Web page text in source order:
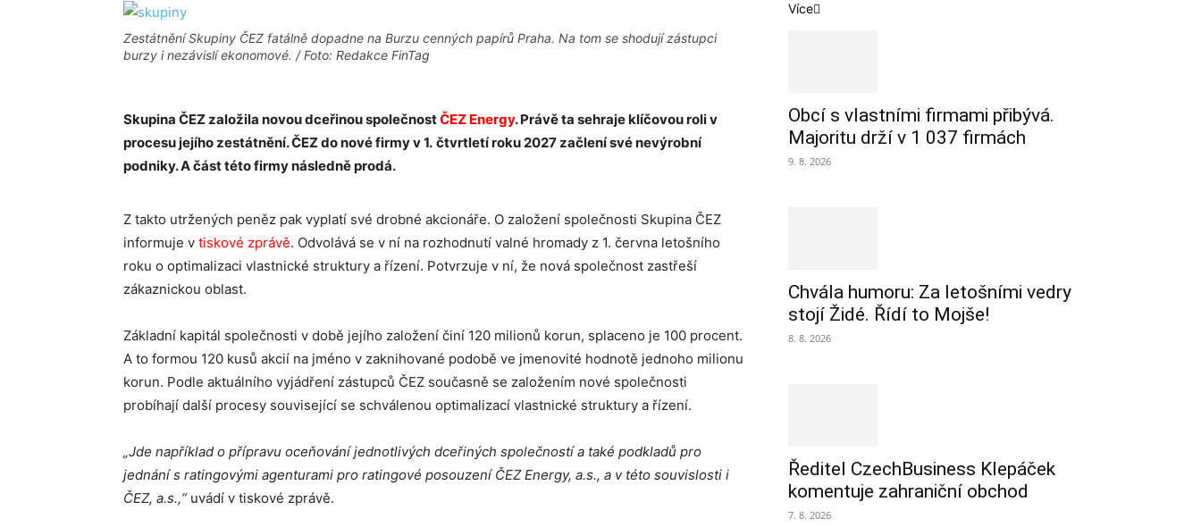
Zestátnění Skupiny ČEZ fatálně dopadne na Burzu cenných papírů Praha. Na tom se shodují zástupci
burzy i nezávislí ekonomové. / Foto: Redakce FinTag
Skupina ČEZ založila novou dceřinou společnostČEZ Energy. Právě ta sehraje klíčovou roli v
procesu jejího zestátnění. ČEZ do nové firmy v 1. čtvrtletí roku 2027 začlení své nevýrobní
podniky. A část této firmy následně prodá.
Z takto utržených peněz pak vyplatí své drobné akcionáře. O založení společnosti Skupina ČEZ
informuje v tiskové zprávě. Odvolává se v ní na rozhodnutí valné hromady z 1. června letošního
roku o optimalizaci vlastnické struktury a řízení. Potvrzuje v ní, že nová společnost zastřeší
zákaznickou oblast.
Základní kapitál společnosti v době jejího založení činí 120 milionů korun, splaceno je 100 procent.
A to formou 120 kusů akcií na jméno v zaknihované podobě ve jmenovité hodnotě jednoho milionu
korun. Podle aktuálního vyjádření zástupců ČEZ současně se založením nové společnosti
probíhají další procesy související se schválenou optimalizací vlastnické struktury a řízení.
„Jde například o přípravu oceňování jednotlivých dceřiných společností a také podkladů pro
jednání s ratingovými agenturami pro ratingové posouzení ČEZ Energy, a.s., a v této souvislosti i
ČEZ, a.s.,“uvádí v tiskové zprávě.
Více
Obcí s vlastními firmami přibývá.
Majoritu drží v 1 037 firmách
9. 8. 2026
Chvála humoru: Za letošními vedry
stojí Židé. Řídí to Mojše!
8. 8. 2026
Ředitel CzechBusiness Klepáček
komentuje zahraniční obchod
7. 8. 2026